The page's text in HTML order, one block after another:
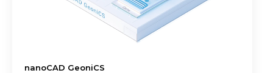
nanoCAD GeoniCS